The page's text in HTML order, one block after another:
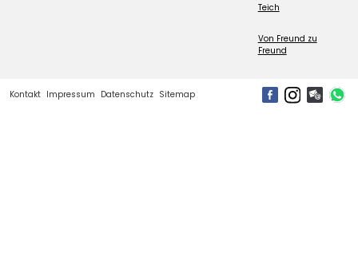
Teich
Von Freund zu
Freund
Kontakt Impressum Datenschutz Sitemap